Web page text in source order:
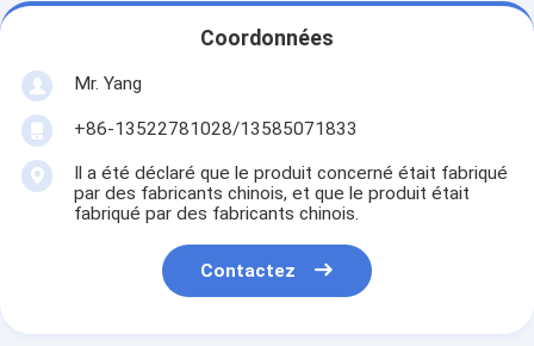
Coordonnées
Mr. Yang
+86-13522781028/13585071833
Il a été déclaré que le produit concerné était fabriqué
par des fabricants chinois, et que le produit était
fabriqué par des fabricants chinois.
Contactez